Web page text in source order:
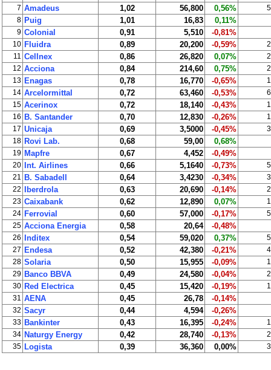
7 Amadeus 1,02 56,800 0,56%
8 Puig 1,01 16,83 0,11%
9 Colonial 0,91 5,510 -0,81%
10 Fluidra 0,89 20,200 -0,59%
11 Cellnex 0,86 26,820 0,07%
12 Acciona 0,84 214,60 0,75%
13 Enagas 0,78 16,770 -0,65%
14 Arcelormittal 0,72 63,460 -0,53%
15 Acerinox 0,72 18,140 -0,43%
16 B. Santander 0,70 12,830 -0,26%
17 Unicaja 0,69 3,5000 -0,45%
18 Rovi Lab. 0,68 59,00 0,68%
19 Mapfre 0,67 4,452 -0,49%
20 Int. Airlines 0,66 5,1640 -0,73%
21 B. Sabadell 0,64 3,4230 -0,34%
22
Iberdrola 0,63 20,690 -0,14%
23 Caixabank 0,62 12,890 0,07%
24 Ferrovial 0,60 57,000 -0,17%
25 Acciona Energia 0,58 20,64 -0,48%
26 Inditex 0,54 59,020 0,37%
27 Endesa 0,52 42,380 -0,21%
28 Solaria 0,50 15,955 -0,09%
29 Banco BBVA 0,49 24,580 -0,04%
30 Red Electrica 0,45 15,420 -0,19%
31 AENA 0,45 26,78 -0,14%
32 Sacyr 0,44 4,594 -0,26%
33 Bankinter 0,43 16,395 -0,24%
34 Naturgy Energy 0,42 28,740 -0,13%
35 Logista 0,39 36,360 0,00%